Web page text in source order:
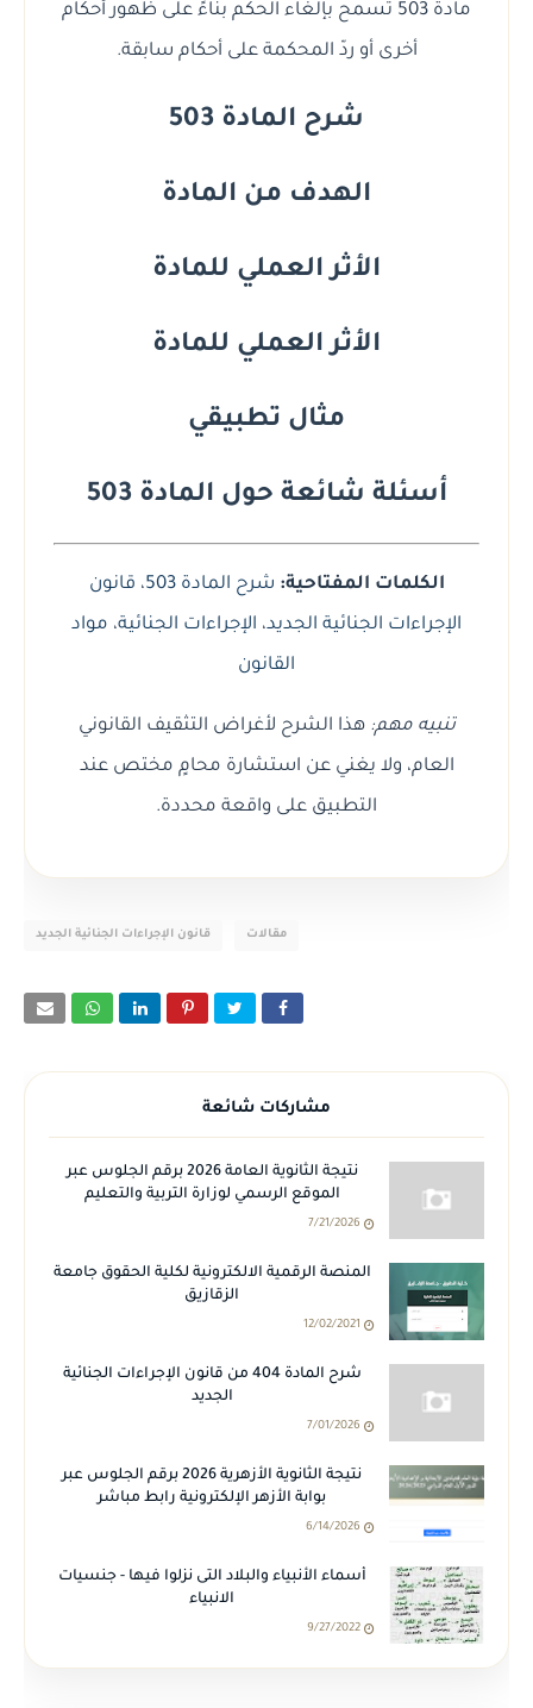
مادة 503 تسمح بإلغاء الحكم بناءً على ظهور أحكام
أخرى أو ردّ المحكمة على أحكام سابقة.
شرح المادة 503
الهدف من المادة
الأثر العملي للمادة
الأثر العملي للمادة
مثال تطبيقي
أسئلة شائعة حول المادة 503
الكلمات المفتاحية: شرح المادة 503 ، قانون
الإجراءات الجنائية الجديد، الإجراءات الجنائية، مواد
القانون
تنبيه مهم: هذا الشرح لأغراض التثقيف القانوني
العام، ولا يغني عن استشارة محامٍ مختص عند
التطبيق على واقعة محددة.
قانون الإجراءات الجنائية الجديد مقالات
مشاركات شائعة
نتيجة الثانوية العامة 2026 برقم الجلوس عبر
الموقع الرسمي لوزارة التربية والتعليم
7/21/2026
المنصة الرقمية الالكترونية لكلية الحقوق جامعة
الزقازيق
12/02/2021
شرح المادة 404 من قانون الإجراءات الجنائية
الجديد
7/01/2026
نتيجة الثانوية الأزهرية 2026 برقم الجلوس عبر
بوابة الأزهر الإلكترونية رابط مباشر
6/14/2026
أسماء الأنبياء والبلاد التى نزلوا فيها - جنسيات
الانبياء
9/27/2022